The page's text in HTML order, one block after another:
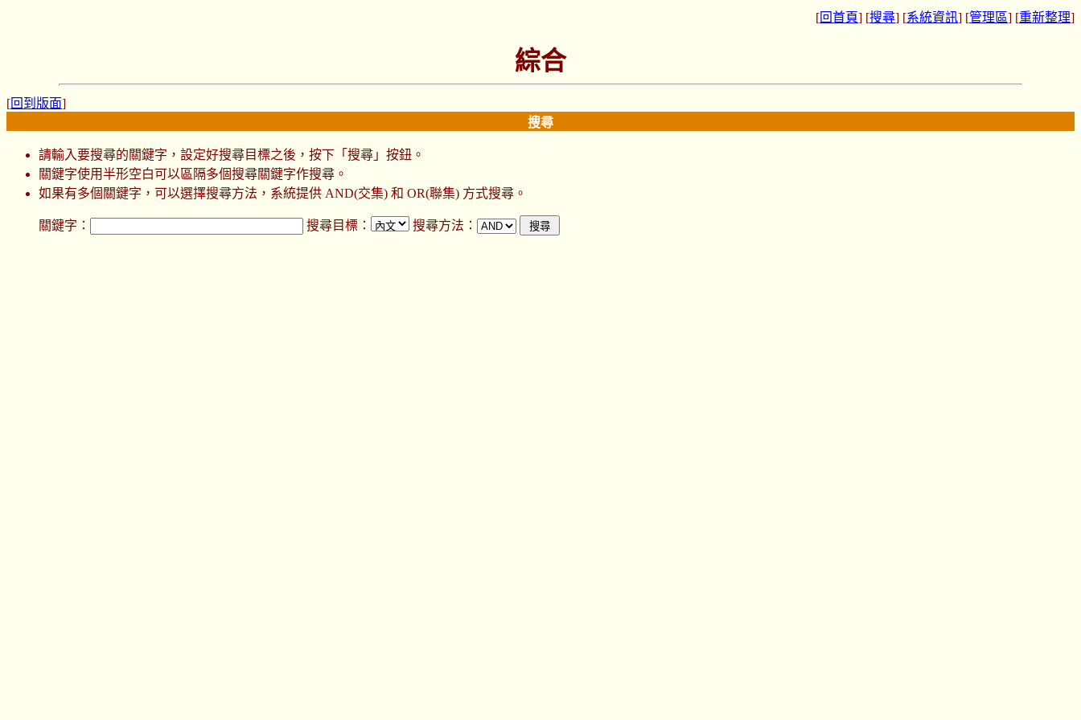
[回首頁] [搜尋] [系統資訊] [管理區] [重新整理]
綜合
[回到版面]
搜尋
請輸入要搜尋的關鍵字，設定好搜尋目標之後，按下「搜尋」按鈕。
關鍵字使用半形空白可以區隔多個搜尋關鍵字作搜尋。
如果有多個關鍵字，可以選擇搜尋方法，系統提供 AND(交集) 和 OR(聯集) 方式搜尋。
關鍵字： 搜尋目標： 搜尋方法：